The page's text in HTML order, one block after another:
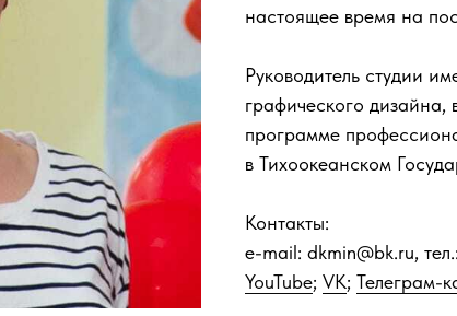
настоящее время на
Руководитель студии
графического
программе
в Тихоокеанском
Контакты:
e-mail: dkmin@bk.ru,
YouTube; VK; Телеграм-